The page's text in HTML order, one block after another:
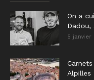
On a
Dadou,
5 janvier
Alpilles